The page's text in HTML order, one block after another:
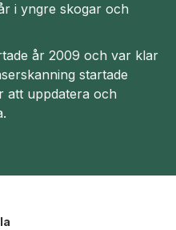
i yngre skogar och
år 2009 och var klar
startade
att uppdatera och